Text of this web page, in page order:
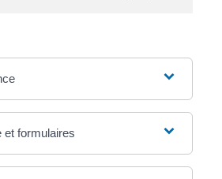
et formulaires